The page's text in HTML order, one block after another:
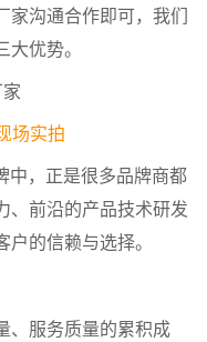
家沟通合作即可，我们
优势。
场实拍
，正是很多品牌商都
、前沿的产品技术研发
的信赖与选择。
服务质量的累积成